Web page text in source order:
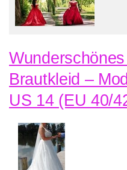
Brautkleid –
US 14 (EU 40/